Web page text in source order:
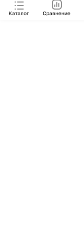
Каталог Сравнение